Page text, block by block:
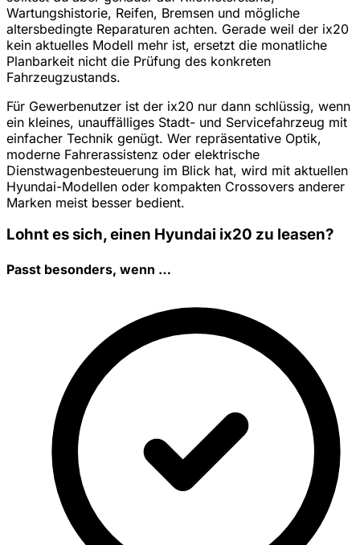
Wartungshistorie, Reifen, Bremsen und mögliche
altersbedingte Reparaturen achten. Gerade weil der ix20
kein aktuelles Modell mehr ist, ersetzt die monatliche
Planbarkeit nicht die Prüfung des konkreten
Fahrzeugzustands.
Für Gewerbenutzer ist der ix20 nur dann schlüssig, wenn
ein kleines, unauffälliges Stadt- und Servicefahrzeug mit
einfacher Technik genügt. Wer repräsentative Optik,
moderne Fahrerassistenz oder elektrische
Dienstwagenbesteuerung im Blick hat, wird mit aktuellen
Hyundai-Modellen oder kompakten Crossovers anderer
Marken meist besser bedient.
Lohnt es sich, einen Hyundai ix20 zu leasen?
Passt besonders, wenn …